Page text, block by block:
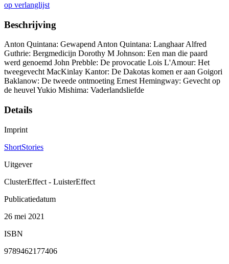
op verlanglijst
Beschrijving
Anton Quintana: Gewapend Anton Quintana: Langhaar Alfred
Guthrie: Bergmedicijn Dorothy M Johnson: Een man die paard
werd genoemd John Prebble: De provocatie Lois L'Amour: Het
tweegevecht MacKinlay Kantor: De Dakotas komen er aan Goigori
Baklanow: De tweede ontmoeting Ernest Hemingway: Gevecht op
de heuvel Yukio Mishima: Vaderlandsliefde
Details
Imprint
ShortStories
Uitgever
ClusterEffect - LuisterEffect
Publicatiedatum
26 mei 2021
ISBN
9789462177406